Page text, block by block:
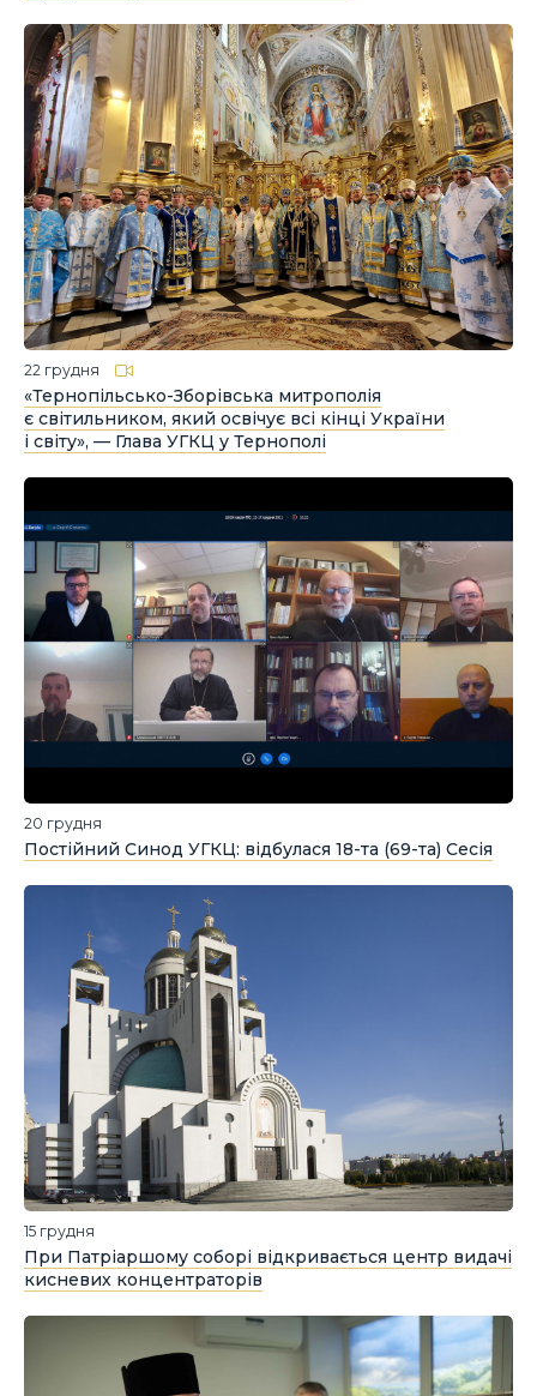
22 грудня
«Тернопільсько-Зборівська митрополія
є світильником, який освічує всі кінці України
і світу», — Глава УГКЦ у Тернополі
20 грудня
Постійний Синод УГКЦ: відбулася 18-та (69-та) Сесія
15 грудня
При Патріаршому соборі відкривається центр видачі
кисневих концентраторів